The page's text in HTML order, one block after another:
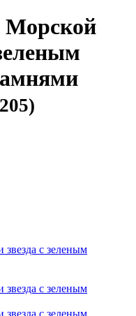
Морской